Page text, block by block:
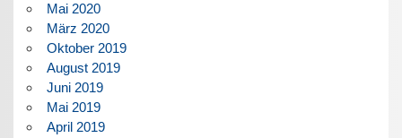
Mai 2020
März 2020
Oktober 2019
August 2019
Juni 2019
Mai 2019
April 2019